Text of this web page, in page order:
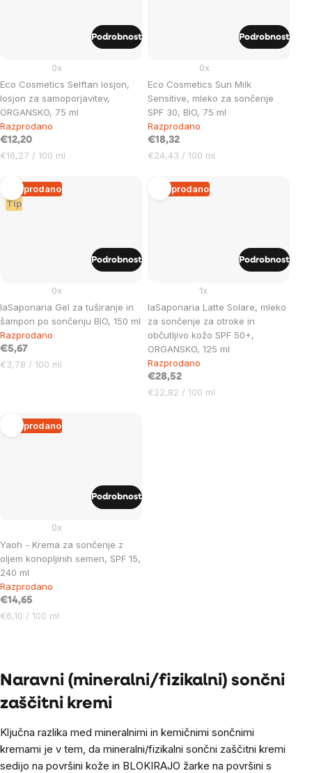
Eco Cosmetics Selftan losjon,
losjon za samoporjavitev,
ORGANSKO, 75 ml
0x
Razprodano
€12,20
Cena
enoto:
€16,27 / 100 ml
Podrobnost
Eco Cosmetics Sun Milk
Sensitive, mleko za sončenje
SPF 30, BIO, 75 ml
0x
Razprodano
€18,32
Cena
enoto:
€24,43 / 100 ml
Podrobnost
Tip
Razprodano
laSaponaria Gel za tuširanje in
šampon po sončenju BIO, 150 ml
0x
Razprodano
€5,67
Cena
€3,78 / 100 ml
Podrobnost
Razprodano
laSaponaria Latte Solare, mleko
za sončenje za otroke in
občutljivo kožo SPF 50+,
ORGANSKO, 125 ml
1x
Razprodano
€28,52
Cena
€22,82 / 100 ml
Podrobnost
Razprodano
Yaoh - Krema za sončenje z
oljem konopljinih semen, SPF 15,
240 ml
0x
Razprodano
€14,65
Cena
€6,10 / 100 ml
Podrobnost
controls
Naravni (mineralni/fizikalni) sončni
zaščitni kremi
Ključna razlika med mineralnimi in kemičnimi sončnimi
kremami je v tem, da mineralni/fizikalni sončni zaščitni kremi
sedijo na površini kože in BLOKIRAJO žarke na površini s